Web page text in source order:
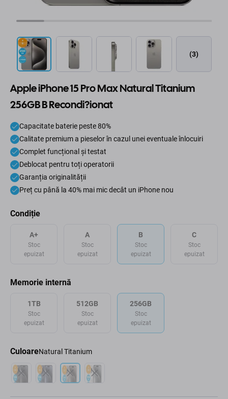
(3)
Apple iPhone 15 Pro Max Natural Titanium
256GB B Recondi?ionat
Capacitate baterie peste 80%
Calitate premium a pieselor în cazul unei eventuale înlocuiri
Complet funcțional și testat
Deblocat pentru toți operatorii
Garanția originalității
Preț cu până la 40% mai mic decât un iPhone nou
Condiție
A+
Stoc
epuizat
A
Stoc
epuizat
B
Stoc
epuizat
C
Stoc
epuizat
Memorie internă
1TB
Stoc
epuizat
512GB
Stoc
epuizat
256GB
Stoc
epuizat
CuloareNatural Titanium